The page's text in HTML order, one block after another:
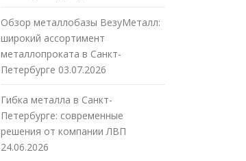
Обзор металлобазы ВезуМеталл:
широкий ассортимент
металлопроката в Санкт-
Петербурге 03.07.2026
Гибка металла в Санкт-
Петербурге: современные
решения от компании ЛВП
24.06.2026